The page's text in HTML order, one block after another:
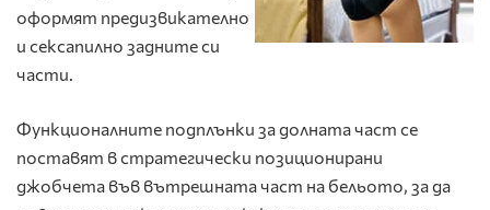
оформят предизвикателно
и сексапилно задните си
части.
Функционалните подплънки за долната част се
поставят в стратегически позиционирани
джобчета във вътрешната част на бельото, за да